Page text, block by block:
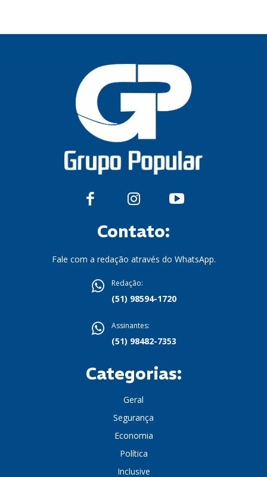
Contato:
Fale com a redação através do WhatsApp.
Redação:
(51) 98594-1720
Assinantes:
(51) 98482-7353
Categorias:
Geral
Segurança
Economia
Política
Inclusive